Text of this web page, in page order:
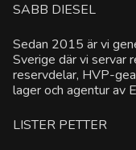
SABB DIESEL
Sedan 2015 är vi
Sverige där vi servar
reservdelar, HVP-
lager och agentur av
LISTER PETTER